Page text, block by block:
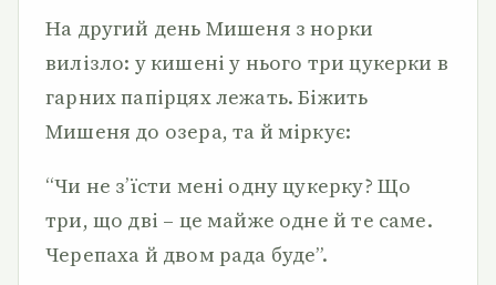
На другий день Мишеня з норки
вилізло: у кишені у нього три цукерки в
гарних папірцях лежать. Біжить
Мишеня до озера, та й міркує:
“Чи не з’їсти мені одну цукерку? Що
три, що дві – це майже одне й те саме.
Черепаха й двом рада буде”.